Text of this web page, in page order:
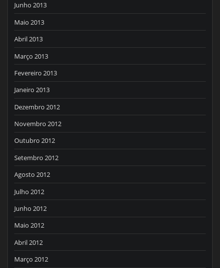
Junho 2013
Maio 2013
Abril 2013
Março 2013
Fevereiro 2013
Janeiro 2013
Dezembro 2012
Novembro 2012
Outubro 2012
Setembro 2012
Agosto 2012
Julho 2012
Junho 2012
Maio 2012
Abril 2012
Março 2012